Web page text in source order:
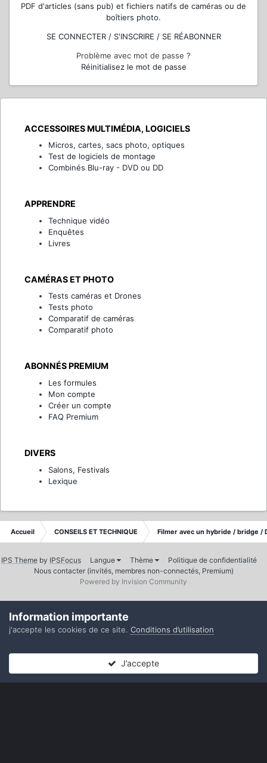
PDF d'articles (sans pub) et fichiers natifs de caméras ou de
boîtiers photo.
SE CONNECTER / S'INSCRIRE / SE RÉABONNER
Problème avec mot de passe ?
Réinitialisez le mot de passe
ACCESSOIRES MULTIMÉDIA, LOGICIELS
Micros, cartes, sacs photo, optiques
Test de logiciels de montage
Combinés Blu-ray - DVD ou DD
APPRENDRE
Technique vidéo
Enquêtes
Livres
CAMÉRAS ET PHOTO
Tests caméras et Drones
Tests photo
Comparatif de caméras
Comparatif photo
ABONNÉS PREMIUM
Les formules
Mon compte
Créer un compte
FAQ Premium
DIVERS
Salons, Festivals
Lexique
Accueil CONSEILS ET TECHNIQUE Filmer avec un hybride / bridge /
IPS Theme by IPSFocus Langue Thème
Politique de confidentialité
Nous contacter (invités, membres non-connectés, Premium)
Powered by Invision Community
Information importante
j'accepte les cookies de ce site. Conditions d’utilisation
J’accepte